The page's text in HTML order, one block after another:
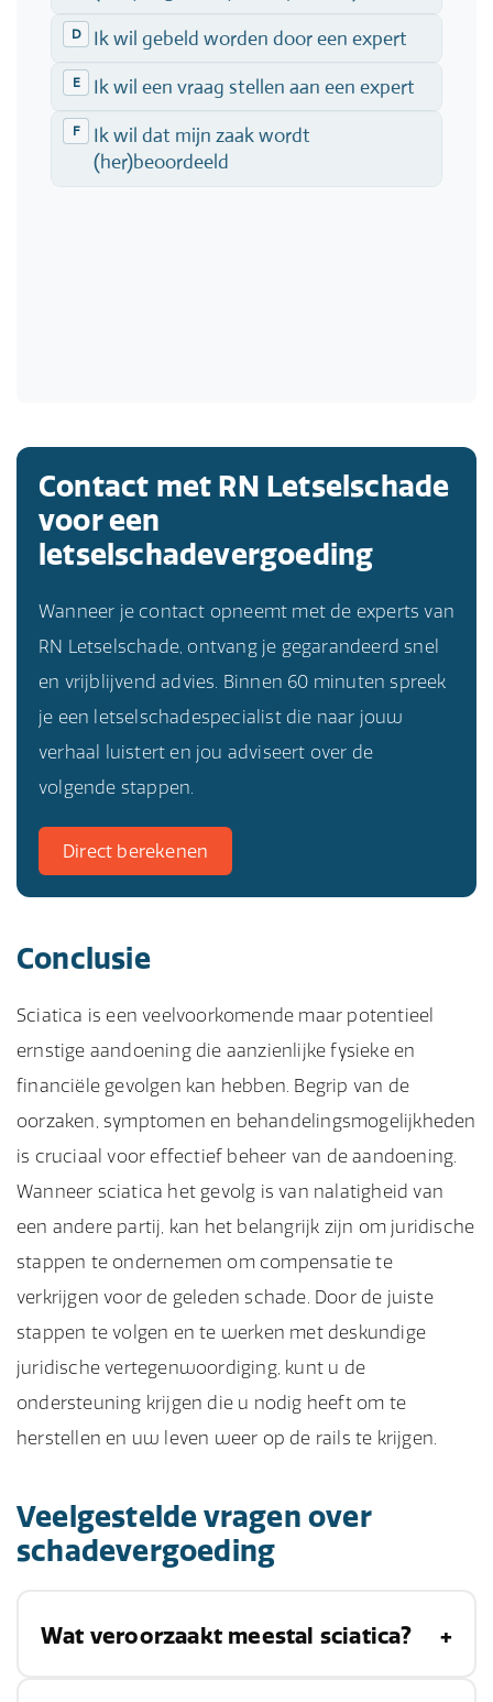
Contact met RN Letselschade
voor een
letselschadevergoeding
Wanneer je contact opneemt met de experts van
RN Letselschade, ontvang je gegarandeerd snel
en vrijblijvend advies. Binnen 60 minuten spreek
je een letselschadespecialist die naar jouw
verhaal luistert en jou adviseert over de
volgende stappen.
Direct berekenen
Conclusie
Sciatica is een veelvoorkomende maar potentieel
ernstige aandoening die aanzienlijke fysieke en
financiële gevolgen kan hebben. Begrip van de
oorzaken, symptomen en behandelingsmogelijkheden
is cruciaal voor effectief beheer van de aandoening.
Wanneer sciatica het gevolg is van nalatigheid van
een andere partij, kan het belangrijk zijn om juridische
stappen te ondernemen om compensatie te
verkrijgen voor de geleden schade. Door de juiste
stappen te volgen en te werken met deskundige
juridische vertegenwoordiging, kunt u de
ondersteuning krijgen die u nodig heeft om te
herstellen en uw leven weer op de rails te krijgen.
Veelgestelde vragen over
schadevergoeding
Wat veroorzaakt meestal sciatica?